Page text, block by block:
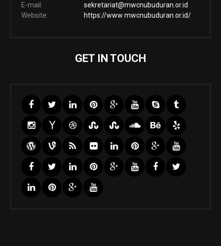
E-mail:
sekretariat@mwcnubuduran.or.id
Website:
https://www mwcnubuduran.or.id/
GET IN TOUCH